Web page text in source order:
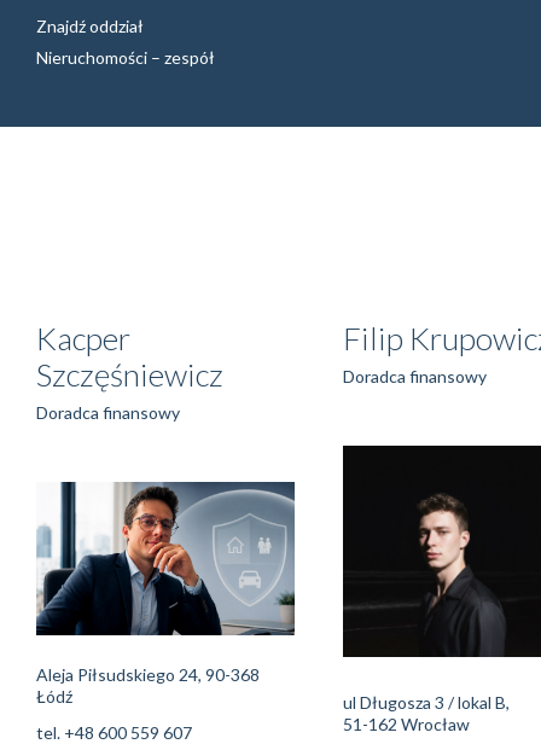
Znajdź oddział
Nieruchomości – zespół
Kacper
Szczęśniewicz
Doradca finansowy
Aleja Piłsudskiego 24, 90-368
Łódź
tel. +48 600 559 607
Filip
Doradca finansowy
ul Długosza 3 / lokal B,
51-162 Wrocław